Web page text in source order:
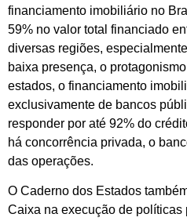
financiamento imobiliário no
59% no valor total financiado
diversas regiões,
baixa presença, o
estados, o financiamento
exclusivamente de bancos
responder por até 92% do
há concorrência privada, o
das operações.
O Caderno dos Estados
Caixa na execução de políticas